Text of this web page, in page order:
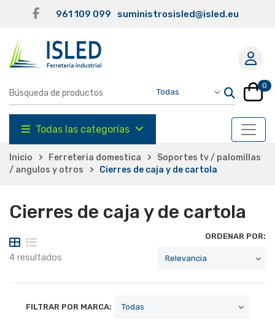
961 109 099 suministrosisled@isled.eu
0
Todas las categorías
Inicio Ferreteria domestica
Soportes tv / palomillas
/ angulos y otros
Cierres de caja y de cartola
Cierres de caja y de cartola
4 resultados
ORDENAR POR:
FILTRAR POR MARCA: